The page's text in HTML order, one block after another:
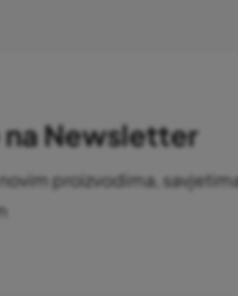
na Newsletter
novim proizvodima,